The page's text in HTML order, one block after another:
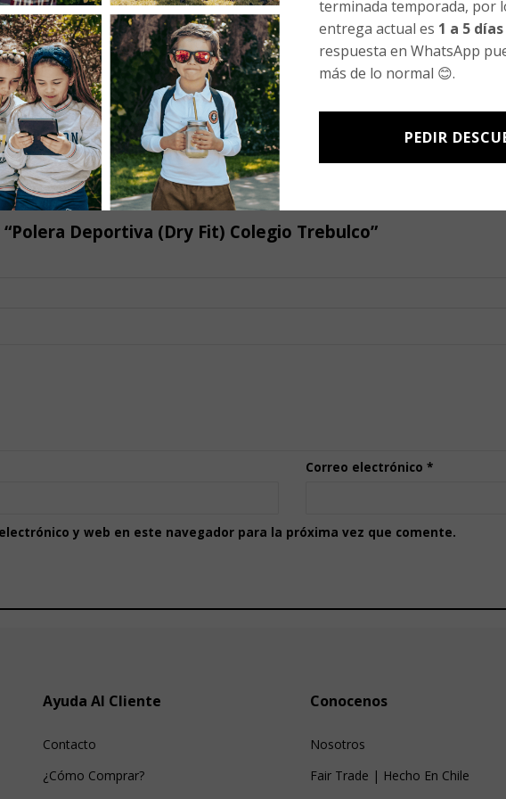
Deportiva (Dry Fit) Colegio Trebulco”
Correo electrónico *
y web en este navegador para la próxima vez que comente.
Ayuda Al Cliente
Contacto
¿Cómo Comprar?
Conocenos
Nosotros
Fair Trade | Hecho En Chile
terminada temporada, por
entrega actual es 1 a 5
respuesta en WhatsApp
más de lo normal 😊.
PEDIR